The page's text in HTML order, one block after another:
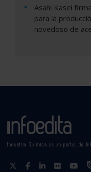
Asahi Kasei
para la
novedoso de
Industria Química es un portal de